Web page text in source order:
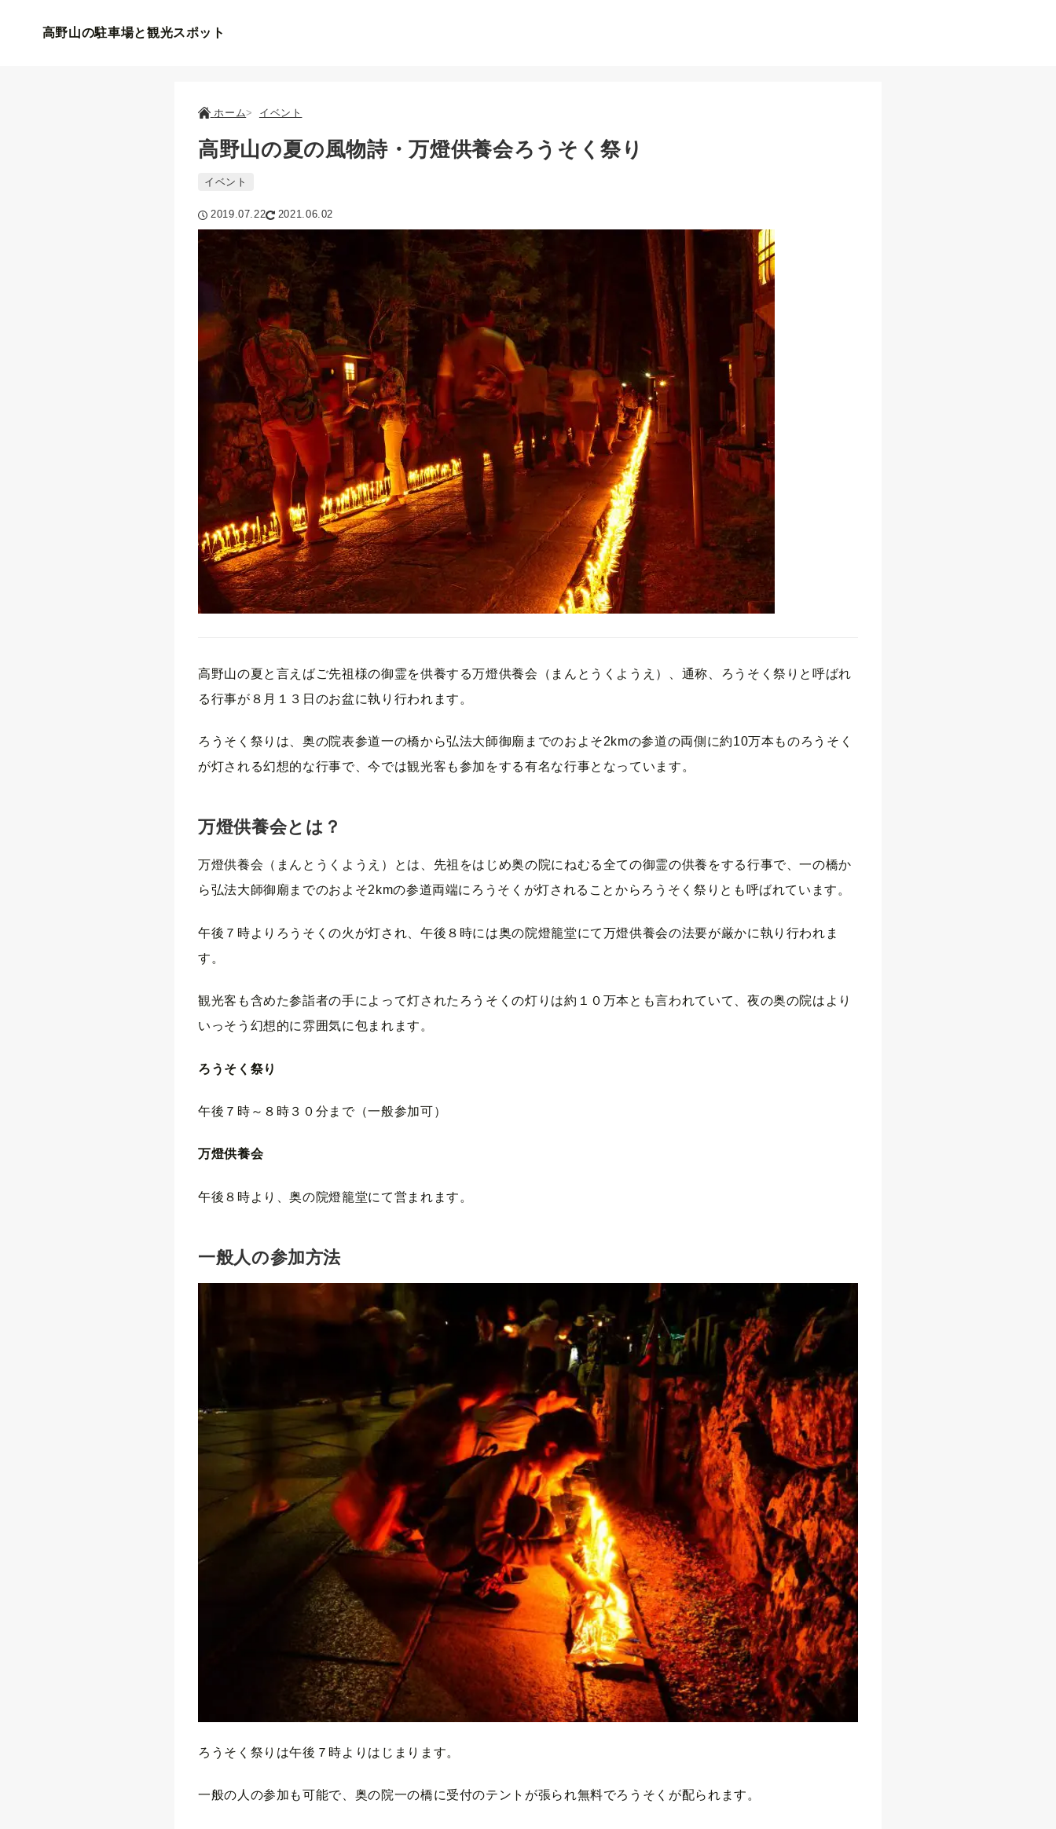
高野山の駐車場と観光スポット
ホーム イベント
高野山の夏の風物詩・万燈供養会ろうそく祭り
イベント
2019.07.22 2021.06.02
高野山の夏と言えばご先祖様の御霊を供養する万燈供養会（まんとうくようえ）、通称、ろうそく祭りと呼ばれ
る行事が８月１３日のお盆に執り行われます。
ろうそく祭りは、奥の院表参道一の橋から弘法大師御廟までのおよそ2kmの参道の両側に約10万本ものろうそく
が灯される幻想的な行事で、今では観光客も参加をする有名な行事となっています。
万燈供養会とは？
万燈供養会（まんとうくようえ）とは、先祖をはじめ奥の院にねむる全ての御霊の供養をする行事で、一の橋か
ら弘法大師御廟までのおよそ2kmの参道両端にろうそくが灯されることからろうそく祭りとも呼ばれています。
午後７時よりろうそくの火が灯され、午後８時には奥の院燈籠堂にて万燈供養会の法要が厳かに執り行われま
す。
観光客も含めた参詣者の手によって灯されたろうそくの灯りは約１０万本とも言われていて、夜の奥の院はより
いっそう幻想的に雰囲気に包まれます。
ろうそく祭り
午後７時～８時３０分まで（一般参加可）
万燈供養会
午後８時より、奥の院燈籠堂にて営まれます。
一般人の参加方法
ろうそく祭りは午後７時よりはじまります。
一般の人の参加も可能で、奥の院一の橋に受付のテントが張られ無料でろうそくが配られます。